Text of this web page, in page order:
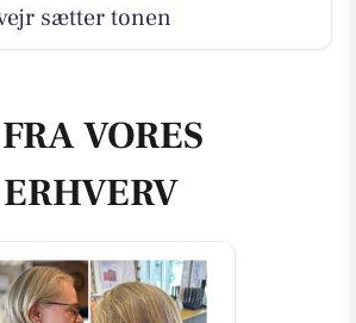
sætter tonen
VORES